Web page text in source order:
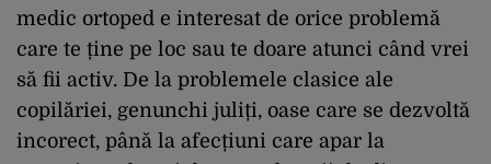
medic ortoped e interesat de orice problemă
care te ține pe loc sau te doare atunci când vrei
să fii activ. De la problemele clasice ale
copilăriei, genunchi juliți, oase care se dezvoltă
incorect, până la afecțiuni care apar la